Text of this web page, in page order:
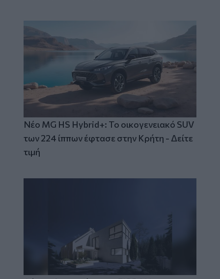
Νέο MG HS Hybrid+: Το οικογενειακό SUV
των 224 ίππων έφτασε στην Κρήτη - Δείτε
τιμή